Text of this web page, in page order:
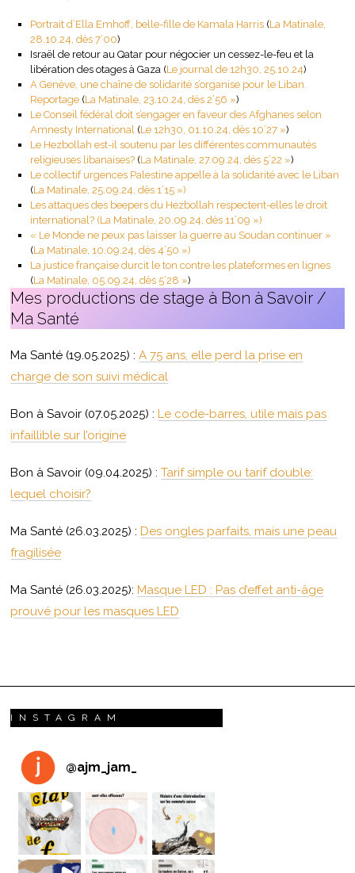
Portrait d’Ella Emhoff, belle-fille de Kamala Harris(La Matinale,
28.10.24, dès 7’00)
Israël de retour au Qatar pour négocier un cessez-le-feu et la
libération des otages à Gaza (Le journal de 12h30, 25.10.24)
A Genève, une chaîne de solidarité s’organise pour le Liban.
Reportage(La Matinale, 23.10.24, dès 2’56 »)
Le Conseil fédéral doit s’engager en faveur des Afghanes selon
Amnesty International (Le 12h30, 01.10.24, dès 10’27 »)
Le Hezbollah est-il soutenu par les différentes communautés
religieuses libanaises? (La Matinale, 27.09.24, dès 5’22 »)
Le collectif urgences Palestine appelle à la solidarité avec le Liban
(La Matinale, 25.09.24, dès 1’15 »)
Les attaques des beepers du Hezbollah respectent-elles le droit
international? (La Matinale, 20.09.24, dès 11’09 »)
« Le Monde ne peux pas laisser la guerre au Soudan continuer »
(La Matinale, 10.09.24, dès 4’50 »)
La justice française durcit le ton contre lesplateformes en lignes
(La Matinale, 05.09.24, dès 5’28 »)
Mes productions de stage à Bon à Savoir /
Ma Santé
Ma Santé (19.05.2025) :A 75 ans, elle perd la prise en
charge de son suivi médical
Bon à Savoir (07.05.2025) : Le code-barres, utile mais pas
infaillible sur l’origine
Bon à Savoir (09.04.2025) :Tarif simple ou tarif double:
lequel choisir?
Ma Santé (26.03.2025) : Des ongles parfaits, mais une peau
fragilisée
Ma Santé (26.03.2025): Masque LED : Pas d’effet anti-âge
prouvé pour les masques LED
INSTAGRAM
@ajm_jam_